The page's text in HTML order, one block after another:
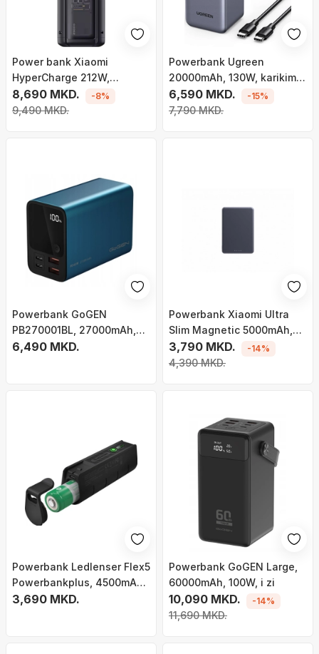
Power bank Xiaomi
HyperCharge 212W,
25000mAh, ekran me
ngjyra, transparent
8,690 MKD.
9,490 MKD.
-8%
Powerbank Ugreen
20000mAh, 130W, karikim i
shpejtë, gri
6,590 MKD.
7,790 MKD.
-15%
Powerbank GoGEN
PB270001BL, 27000mAh,
65W PD, blu
6,490 MKD.
Powerbank Xiaomi Ultra
Slim Magnetic 5000mAh,
karikim pa tel, i zi
3,790 MKD.
4,390 MKD.
-14%
Powerbank Ledlenser Flex5
Powerbankplus, 4500mAh,
Li ion 21700, i zi
3,690 MKD.
Powerbank GoGEN Large,
60000mAh, 100W, i zi
10,090 MKD.
11,690 MKD.
-14%